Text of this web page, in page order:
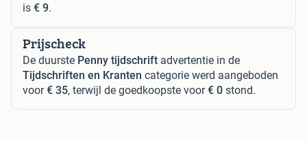
is € 9.
Prijscheck
De duurste Penny tijdschrift advertentie in de
Tijdschriften en Kranten categorie werd aangeboden
voor€ 35, terwijl de goedkoopste voor€ 0 stond.